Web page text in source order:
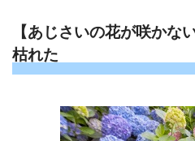
【あじさいの花が咲かな
枯れた